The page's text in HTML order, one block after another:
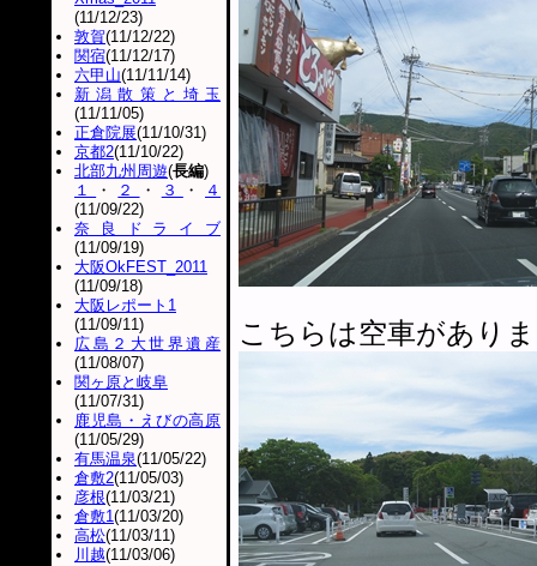
こちらは空車があり
(11/12/23)
敦賀(11/12/22)
関宿(11/12/17)
六甲山(11/11/14)
新潟散策と埼玉
(11/11/05)
正倉院展(11/10/31)
京都2(11/10/22)
北部九州周遊(長編)
１
・ ２ ・ ３ ・
４
(11/09/22)
奈良ドライブ
(11/09/19)
大阪OkFEST_2011
(11/09/18)
大阪レポート1
(11/09/11)
広島２大世界遺産
(11/08/07)
関ヶ原と岐阜
(11/07/31)
鹿児島・えびの高原
(11/05/29)
有馬温泉(11/05/22)
倉敷2(11/05/03)
彦根(11/03/21)
倉敷1(11/03/20)
高松(11/03/11)
川越(11/03/06)